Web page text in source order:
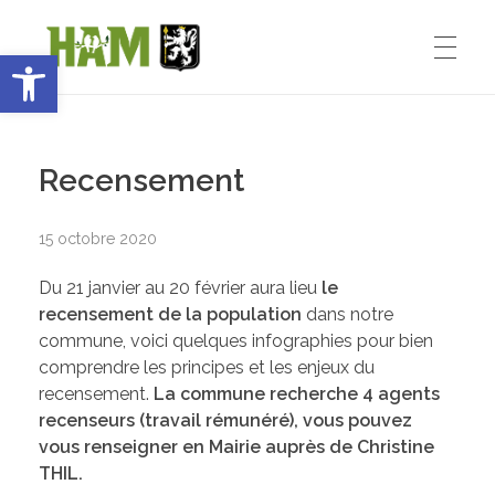
Ouvrir la barre d’outils
Ham-sous-Varsberg
Démarches administratives
Inventons le HAM de demain
VIE INSTITUTIONNELLE
Le Maire : Edmond Bettinger
Le conseil Municipal
VIE PRATIQUE
Recensement
15 octobre 2020
Du 21 janvier au 20 février aura lieu le
recensement de la population dans notre
commune, voici quelques infographies pour bien
comprendre les principes et les enjeux du
recensement. La commune recherche 4 agents
recenseurs (travail rémunéré), vous pouvez
vous renseigner en Mairie auprès de Christine
THIL.